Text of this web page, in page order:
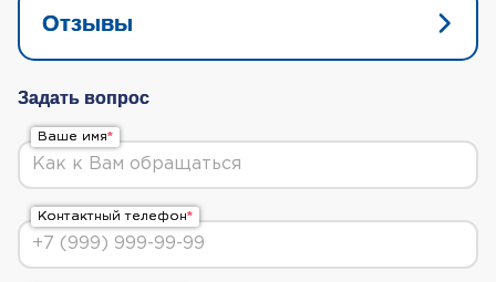
Отзывы
Задать вопрос
Ваше имя
Контактный телефон